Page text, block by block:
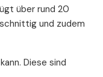
über rund 20
und zudem
Diese sind